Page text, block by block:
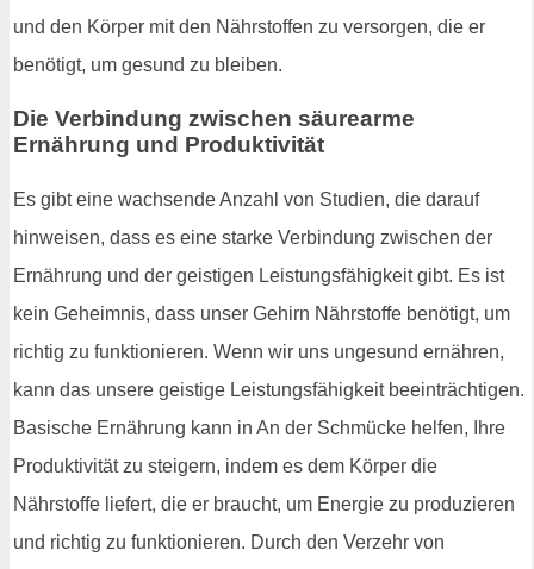
und den Körper mit den Nährstoffen zu versorgen, die er
benötigt, um gesund zu bleiben.
Die Verbindung zwischen säurearme
Ernährung und Produktivität
Es gibt eine wachsende Anzahl von Studien, die darauf
hinweisen, dass es eine starke Verbindung zwischen der
Ernährung und der geistigen Leistungsfähigkeit gibt. Es ist
kein Geheimnis, dass unser Gehirn Nährstoffe benötigt, um
richtig zu funktionieren. Wenn wir uns ungesund ernähren,
kann das unsere geistige Leistungsfähigkeit beeinträchtigen.
Basische Ernährung kann in An der Schmücke helfen, Ihre
Produktivität zu steigern, indem es dem Körper die
Nährstoffe liefert, die er braucht, um Energie zu produzieren
und richtig zu funktionieren. Durch den Verzehr von